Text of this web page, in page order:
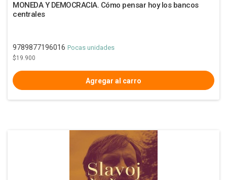
MONEDA Y DEMOCRACIA. Cómo pensar hoy los bancos
centrales
9789877196016 Pocas unidades
$19.900